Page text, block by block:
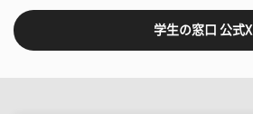
学生の窓口 公式X